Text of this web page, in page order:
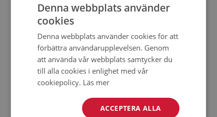
Tjocklek:1,6 mm.
Mattor är inte halkfria;
Produkt är lätt att städa, fläck- och vattentålig.
Observera att skador som orsakats av användning på
grund av tidens gång (t.ex. nötning) inte är berättigade för
Denna webbplats använder
cookies
Denna webbplats använder cookies för att
förbättra användarupplevelsen. Genom
att använda vår webbplats samtycker du
till alla cookies i enlighet med vår
cookiepolicy. Läs mer
ACCEPTERA ALLA